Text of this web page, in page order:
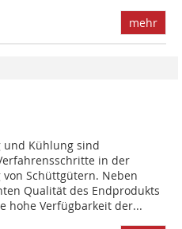
mehr
und Kühlung sind
in der
Schüttgütern. Neben
Qualität des Endprodukts
hohe Verfügbarkeit der...